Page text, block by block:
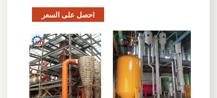
احصل على السعر